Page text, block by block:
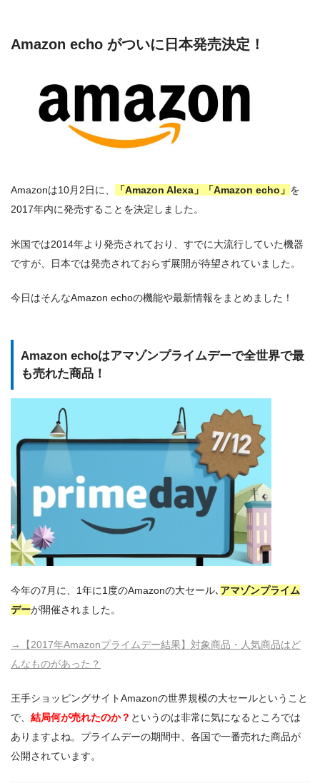
Amazon echo がついに日本発売決定！
Amazonは10月2日に、 「Amazon Alexa」「Amazon echo」 を
2017年内に発売することを決定しました。
米国では2014年より発売されており、すでに大流行していた機器
ですが、日本では発売されておらず展開が待望されていました。
今日はそんなAmazon echoの機能や最新情報をまとめました！
Amazon echoはアマゾンプライムデーで全世界で最
も売れた商品！
今年の7月に、1年に1度のAmazonの大セール､ アマゾンプライム
デーが開催されました。
→【2017年Amazonプライムデー結果】対象商品・人気商品はど
んなものがあった？
王手ショッピングサイトAmazonの世界規模の大セールということ
で、 結局何が売れたのか？ というのは非常に気になるところでは
ありますよね。プライムデーの期間中、各国で一番売れた商品が
公開されています。